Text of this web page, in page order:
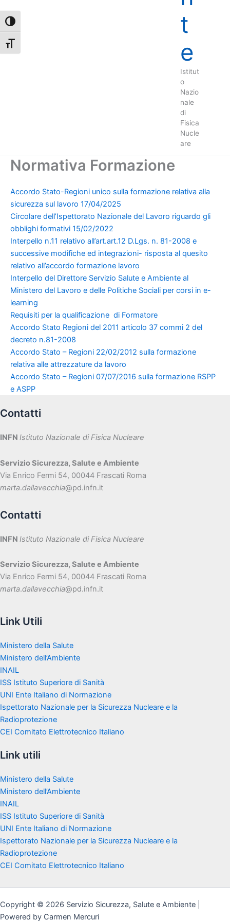
Attiva/disattiva alto contrasto
Attiva/disattiva dimensione testo
t
e
Istitut
o
Nazio
nale
di
Fisica
Nucle
are
Normativa Formazione
Accordo Stato-Regioni unico sulla formazione relativa alla
sicurezza sul lavoro 17/04/2025
Circolare dell’Ispettorato Nazionale del Lavoro riguardo gli
obblighi formativi 15/02/2022
Interpello n.11 relativo all’art.art.12 D.Lgs. n. 81-2008 e
successive modifiche ed integrazioni- risposta al quesito
relativo all’accordo formazione lavoro
Interpello del Direttore Servizio Salute e Ambiente al
Ministero del Lavoro e delle Politiche Sociali per corsi in e-
learning
Requisiti per la qualificazione di Formatore
Accordo Stato Regioni del 2011 articolo 37 commi 2 del
decreto n.81-2008
Accordo Stato – Regioni 22/02/2012 sulla formazione
relativa alle attrezzature da lavoro
Accordo Stato – Regioni 07/07/2016 sulla formazione RSPP
e ASPP
Contatti
INFN Istituto Nazionale di Fisica Nucleare
Servizio Sicurezza, Salute e Ambiente
Via Enrico Fermi 54, 00044 Frascati Roma
marta.dallavecchia@pd.infn.it
Contatti
INFN Istituto Nazionale di Fisica Nucleare
Servizio Sicurezza, Salute e Ambiente
Via Enrico Fermi 54, 00044 Frascati Roma
marta.dallavecchia@pd.infn.it
Link Utili
Ministero della Salute
Ministero dell’Ambiente
INAIL
ISS Istituto Superiore di Sanità
UNI Ente Italiano di Normazione
Ispettorato Nazionale per la Sicurezza Nucleare e la
Radioprotezione
CEI Comitato Elettrotecnico Italiano
Link utili
Ministero della Salute
Ministero dell’Ambiente
INAIL
ISS Istituto Superiore di Sanità
UNI Ente Italiano di Normazione
Ispettorato Nazionale per la Sicurezza Nucleare e la
Radioprotezione
CEI Comitato Elettrotecnico Italiano
Copyright © 2026 Servizio Sicurezza, Salute e Ambiente |
Powered by Carmen Mercuri